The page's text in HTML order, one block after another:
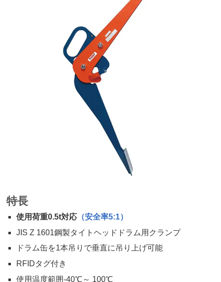
特長
使用荷重0.5t対応 （安全率5:1）
JIS Z 1601鋼製タイトヘッドドラム用クランプ
ドラム缶を1本吊りで垂直に吊り上げ可能
RFIDタグ付き
使用温度範囲-40℃～ 100℃